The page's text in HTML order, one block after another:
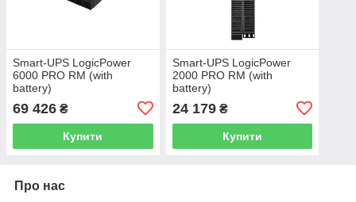
Smart-UPS LogicPower
6000 PRO RM (with
battery)
69 426 ₴
Купити
Smart-UPS LogicPower
2000 PRO RM (with
battery)
24 179₴
Купити
Про нас